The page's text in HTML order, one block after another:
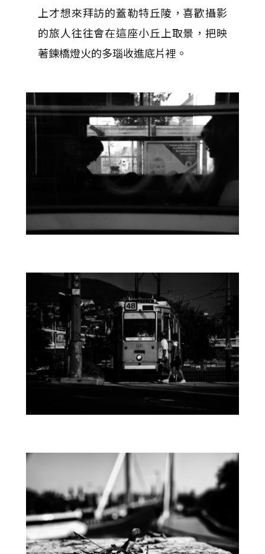
上才想來拜訪的蓋勒特丘陵，喜歡攝影
的旅人往往會在這座小丘上取景，把映
著鍊橋燈火的多瑙收進底片裡。